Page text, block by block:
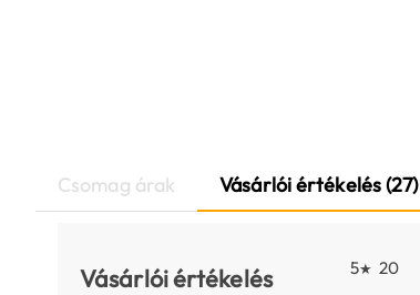
Csomag árak Vásárlói értékelés (27)
Vásárlói értékelés 5★ 20